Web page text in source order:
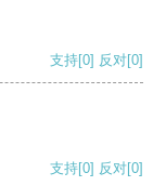
支持[0] 反对[0]
支持[0] 反对[0]